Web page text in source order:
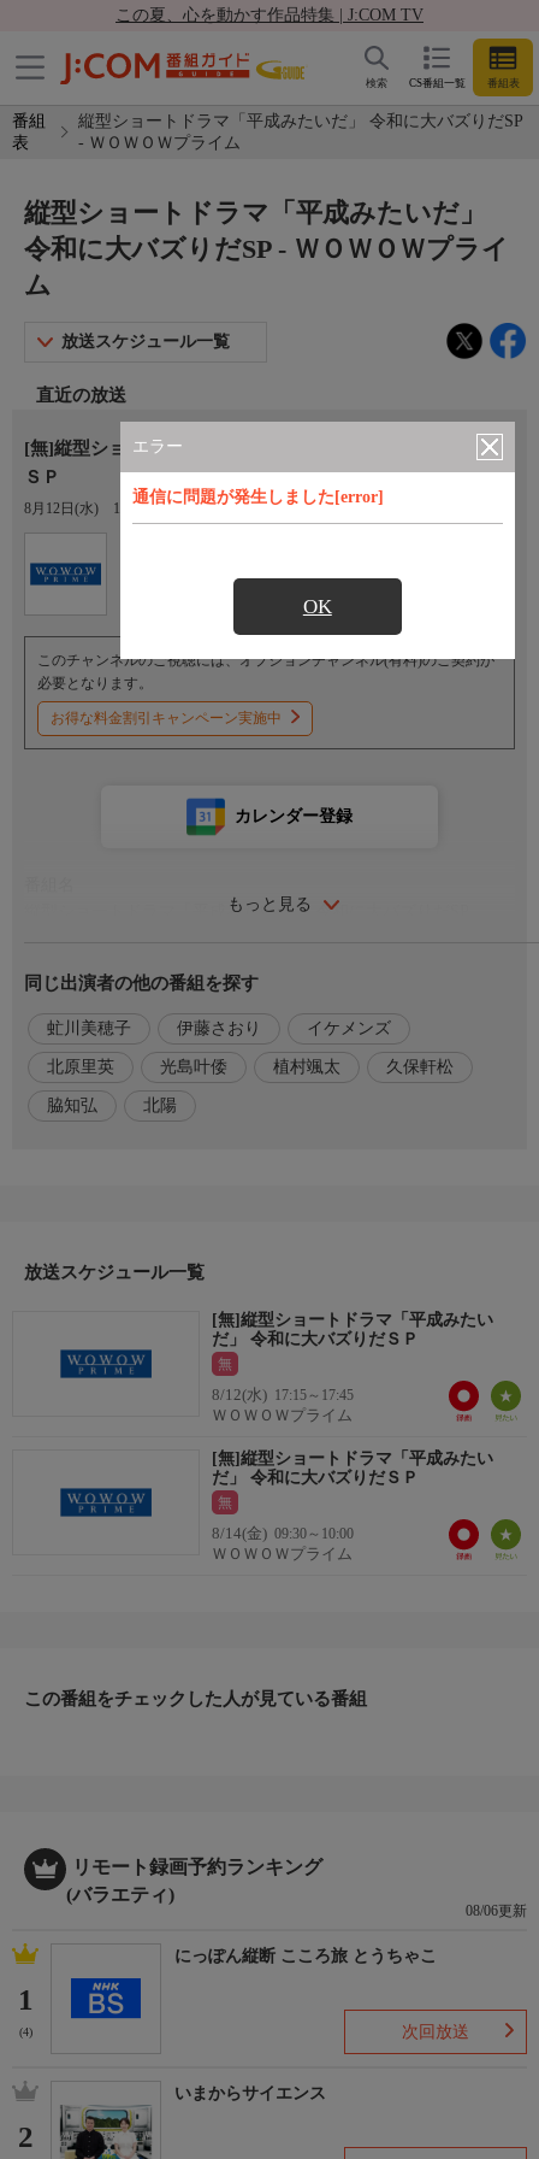
この夏、心を動かす作品特集 | J:COM TV
CS番組一覧 番組表
検索
番組
表
縦型ショートドラマ「平成みたいだ」 令和に大バズりだSP
- ＷＯＷＯＷプライム
エラー
通信に問題が発生しました[error]
OK
縦型ショートドラマ「平成みたいだ」
令和に大バズりだSP - ＷＯＷＯＷプライ
ム
放送スケジュール一覧
直近の放送
[無]縦型ショートドラマ「平成みたいだ」 令和に大バズりだ
ＳＰ
8月12日(水) 17:15〜17:45
このチャンネルのご視聴には、オプションチャンネル(有料)のご契約が
必要となります。
お得な料金割引キャンペーン実施中
もっと見る
カレンダー登録
縦型ショートドラマ「平成みたいだ」 令和に大バズりだSP
2025年7月の配信開始から約半年でSNS累計1億回再生を突破した
大人気縦型ショートドラマ『平成みたいだ』。そのバズの秘密に
迫るスペシャル番組を放送・配信。
平成の男子高校を舞台に、学ランや流行ファッションなど“あの
頃の風景”を描き話題を呼ぶ本作。番組では主演キャストによる
トークに加え、“平成代表”の豪華ゲストを迎えた撮り下ろしショ
ドラマ俳優陣と“平成代表”ゲストが共演し、男子高と女子高によ
る対抗バトルを軸に、恋とプライドが交錯する平成テイスト全開
の物語を展開する。さらに、令和チームＶＳ平成チームによる世
代対抗クイズ企画も実施。流行語やカルチャーを巡る白熱バトル
で、懐かしさと新しさが交差する。
平成をリアルタイムで生きた世代にも、令和世代にも刺さる、笑
って楽しめるスペシャルプログラム!
同じ出演者の他の番組を探す
虻川美穂子 伊藤さおり イケメンズ
北原里英 光島叶倭 植村颯太 久保軒松
脇知弘 北陽
放送スケジュール一覧
[無]縦型ショートドラマ「平成みたい
だ」 令和に大バズりだＳＰ
無
8/12(水) 17:15～17:45
ＷＯＷＯＷプライム
[無]縦型ショートドラマ「平成みたい
だ」 令和に大バズりだＳＰ
無
8/14(金) 09:30～10:00
ＷＯＷＯＷプライム
この番組をチェックした人が見ている番組
リモート録画予約ランキング
(バラエティ)
08/06更新
1
(4)
にっぽん縦断 こころ旅 とうちゃこ
次回放送
2
いまからサイエンス